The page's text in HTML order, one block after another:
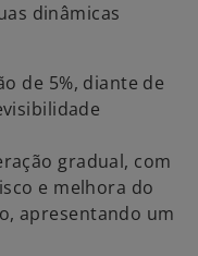
dinâmicas
de 5%, diante de
gradual, com
e melhora do
apresentando um